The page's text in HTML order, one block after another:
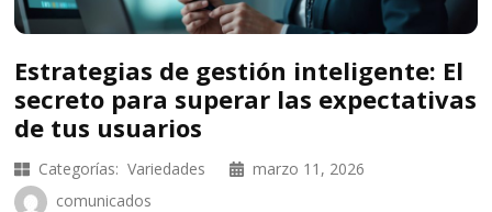
Estrategias de gestión inteligente: El
secreto para superar las expectativas
de tus usuarios
Categorías: Variedades
marzo 11, 2026
comunicados